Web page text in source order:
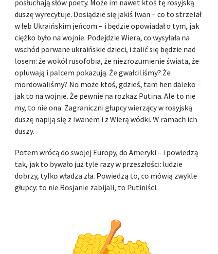
posłuchają słów poety. Może im nawet ktoś tę rosyjską
duszę wyrecytuje. Dosiądzie się jakiś Iwan – co to strzelał
w łeb Ukraińskim jeńcom – i będzie opowiadał o tym, jak
ciężko było na wojnie. Podejdzie Wiera, co wysyłała na
wschód porwane ukraińskie dzieci, i żalić się będzie nad
losem: że wokół rusofobia, że niezrozumienie świata, że
opluwają i palcem pokazują. Że gwałciliśmy? Że
mordowaliśmy? No może ktoś, gdzieś, tam hen daleko –
jak to na wojnie. Że pewnie na rozkaz Putina. Ale to nie
my, to nie ona. Zagraniczni głupcy wierzący w rosyjską
duszę napiją się z Iwanem i z Wierą wódki. W ramach ich
duszy.
Potem wrócą do swojej Europy, do Ameryki – i powiedzą
tak, jak to bywało już tyle razy w przeszłości: ludzie
dobrzy, tylko władza zła. Powiedzą to, co mówią zwykle
głupcy: to nie Rosjanie zabijali, to Putiniści.